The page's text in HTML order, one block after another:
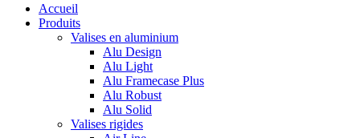
Accueil
Produits
Valises en aluminium
Alu Design
Alu Light
Alu Framecase Plus
Alu Robust
Alu Solid
Valises rigides